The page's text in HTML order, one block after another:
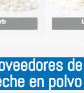
en polvo